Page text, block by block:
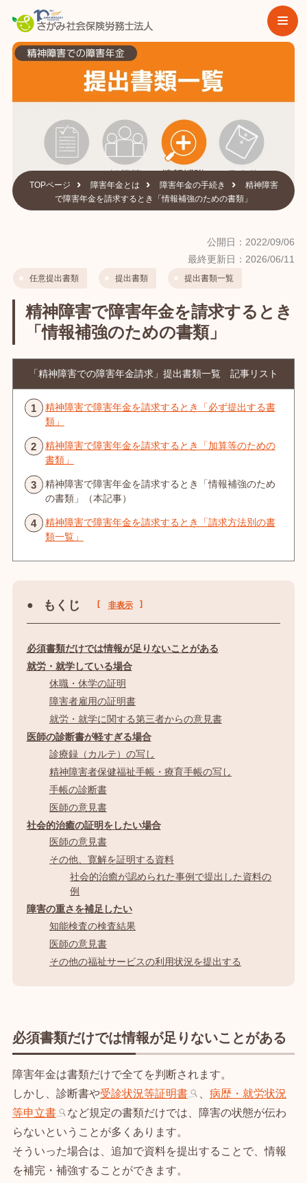
TOPページ 障害年金とは 障害年金の手続き
精神障害
で障害年金を請求するとき「情報補強のための書類」
公開日：2022/09/06
最終更新日：2026/06/11
任意提出書類 提出書類 提出書類一覧
精神障害で障害年金を請求するとき
「情報補強のための書類」
「精神障害での障害年金請求」提出書類一覧 記事リスト
精神障害で障害年金を請求するとき「必ず提出する書
類」
精神障害で障害年金を請求するとき「加算等のための
書類」
精神障害で障害年金を請求するとき「情報補強のため
の書類」（本記事）
精神障害で障害年金を請求するとき「請求方法別の書
類一覧」
もくじ [ 非表示 ]
必須書類だけでは情報が足りないことがある
就労・就学している場合
休職・休学の証明
障害者雇用の証明書
就労・就学に関する第三者からの意見書
医師の診断書が軽すぎる場合
診療録（カルテ）の写し
精神障害者保健福祉手帳・療育手帳の写し
手帳の診断書
医師の意見書
社会的治癒の証明をしたい場合
医師の意見書
その他、寛解を証明する資料
社会的治癒が認められた事例で提出した資料の
例
障害の重さを補足したい
知能検査の検査結果
医師の意見書
その他の福祉サービスの利用状況を提出する
必須書類だけでは情報が足りないことがある
障害年金は書類だけで全てを判断されます。
しかし、診断書や受診状況等証明書
病歴・就労状況
等申立書
など規定の書類だけでは、障害の状態が伝わ
らないということが多くあります。
そういった場合は、追加で資料を提出することで、情報
を補完・補強することができます。